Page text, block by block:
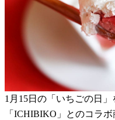
1月15日の「いちごの日
「ICHIBIKO」とのコラ